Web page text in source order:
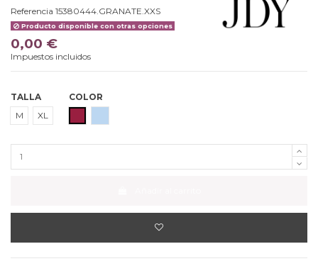
Referencia 15380444.GRANATE.XXS
Producto disponible con otras opciones
0,00 €
Impuestos incluidos
TALLA
M
XL
COLOR